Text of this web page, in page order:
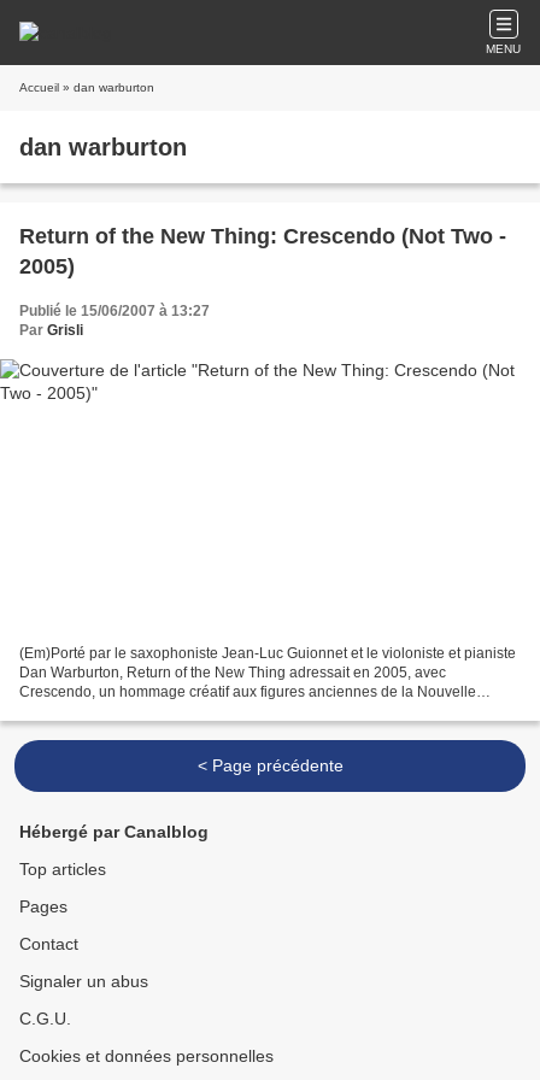
MENU
Accueil » dan warburton
dan warburton
Return of the New Thing: Crescendo (Not Two -
2005)
Publié le 15/06/2007 à 13:27
Par Grisli
(Em)Porté par le saxophoniste Jean-Luc Guionnet et le violoniste et pianiste
Dan Warburton, Return of the New Thing adressait en 2005, avec
Crescendo, un hommage créatif aux figures anciennes de la Nouvelle
< Page précédente
Hébergé par Canalblog
Top articles
Pages
Contact
Signaler un abus
C.G.U.
Cookies et données personnelles